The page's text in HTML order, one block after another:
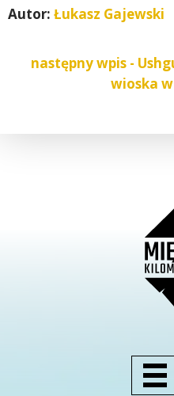
Autor: Łukasz Gajewski
następny wpis -
wioska